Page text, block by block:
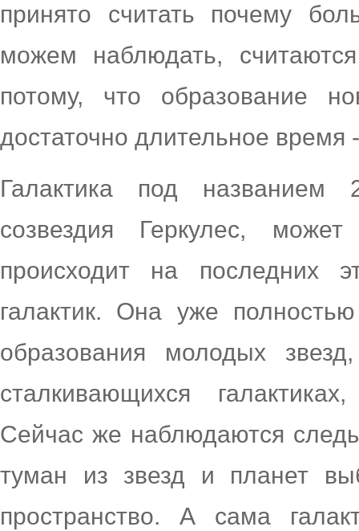
принято считать почему
можем наблюдать,
потому, что образование
достаточно длительное
Галактика под названием
созвездия Геркулес,
происходит на последних
галактик. Она уже
образования молодых
сталкивающихся
Сейчас же наблюдаются
туман из звезд и планет
пространство. А сама